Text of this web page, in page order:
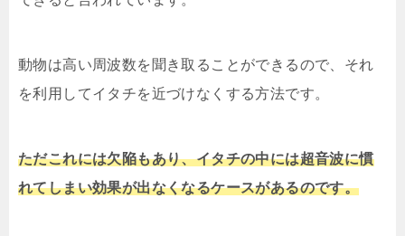
動物は高い周波数を聞き取ることができるので、それ
を利用してイタチを近づけなくする方法です。
ただこれには欠陥もあり、イタチの中には超音波に慣
れてしまい効果が出なくなるケースがあるのです。